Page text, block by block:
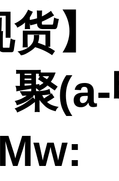
货】
聚